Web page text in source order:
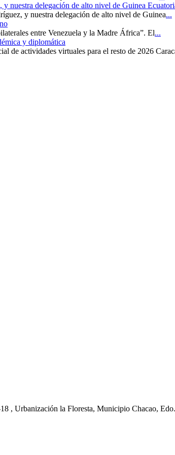
nuestra delegación de alto nivel de Guinea
y nuestra delegación de alto nivel de Guinea...
entre Venezuela y la Madre África”. El...
y diplomática
de actividades virtuales para el resto de 2026
, Urbanización la Floresta, Municipio Chacao,